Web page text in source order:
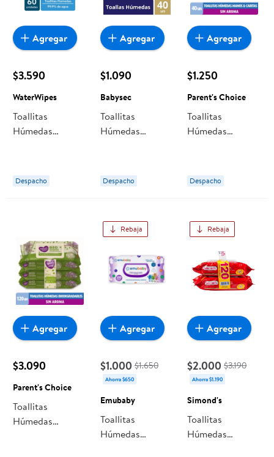
$3.590
WaterWipes
Toallitas
Húmedas
Despacho
Agregar
$1.090
Babysec
Toallitas
Húmedas
Agua
Despacho
Agregar
$1.250
Parent's Choice
Toallitas
Húmedas
Pack
Despacho
Agregar
$3.090
Parent's Choice
Toallitas
Húmedas
Agregar
Rebaja
$1.000 $1.650
Ahorra $650
Emubaby
Toallitas
Húmedas
Agregar
Rebaja
$2.000 $3.190
Ahorra $1.190
Simond's
Toallitas
Húmedas
Agregar